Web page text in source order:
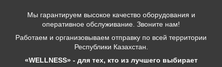
Мы гарантируем высокое качество оборудования и
оперативное обслуживание. Звоните нам!
Работаем и организовываем отправку по всей территории
Республики Казахстан.
«WELLNESS» - для тех, кто из лучшего выбирает